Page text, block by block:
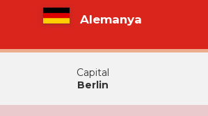
Alemanya
Capital
Berlin